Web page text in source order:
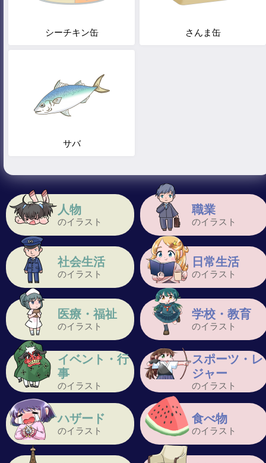
人物
のイラスト
職業
のイラスト
社会生活
のイラスト
日常生活
のイラスト
医療・福祉
のイラスト
学校・教育
のイラスト
イベント・行
事
のイラスト
スポーツ・レ
ジャー
のイラスト
ハザード
のイラスト
食べ物
のイラスト
シーチキン缶 さんま缶
サバ